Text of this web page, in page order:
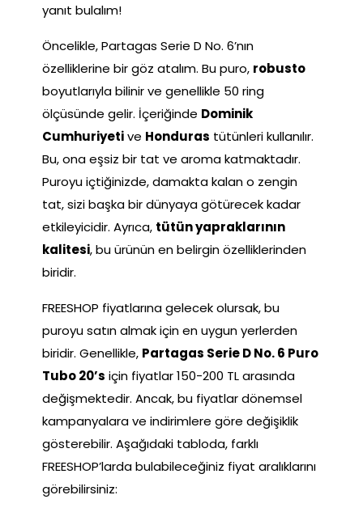
yanıt bulalım!
Öncelikle, Partagas Serie D No. 6’nın
özelliklerine bir göz atalım. Bu puro, robusto
boyutlarıyla bilinir ve genellikle 50 ring
ölçüsünde gelir. İçeriğinde Dominik
Cumhuriyetive Honduras tütünleri kullanılır.
Bu, ona eşsiz bir tat ve aroma katmaktadır.
Puroyu içtiğinizde, damakta kalan o zengin
tat, sizi başka bir dünyaya götürecek kadar
etkileyicidir. Ayrıca, tütün yapraklarının
kalitesi, bu ürünün en belirgin özelliklerinden
biridir.
FREESHOP fiyatlarına gelecek olursak, bu
puroyu satın almak için en uygun yerlerden
biridir. Genellikle, Partagas Serie D No. 6 Puro
Tubo 20’s için fiyatlar 150-200 TL arasında
değişmektedir. Ancak, bu fiyatlar dönemsel
kampanyalara ve indirimlere göre değişiklik
gösterebilir. Aşağıdaki tabloda, farklı
FREESHOP’larda bulabileceğiniz fiyat aralıklarını
görebilirsiniz: